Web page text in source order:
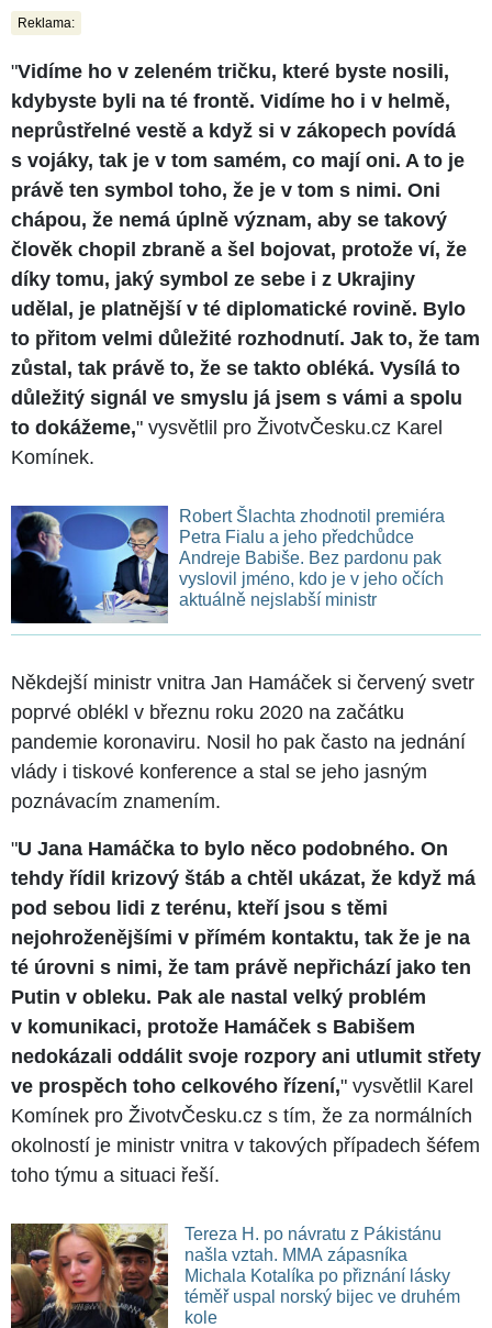
Reklama:
"Vidíme ho v zeleném tričku, které byste nosili,
kdybyste byli na té frontě. Vidíme ho i v helmě,
neprůstřelné vestě a když si v zákopech povídá
s vojáky, tak je v tom samém, co mají oni. A to je
právě ten symbol toho, že je v tom s nimi. Oni
chápou, že nemá úplně význam, aby se takový
člověk chopil zbraně a šel bojovat, protože ví, že
díky tomu, jaký symbol ze sebe i z Ukrajiny
udělal, je platnější v té diplomatické rovině. Bylo
to přitom velmi důležité rozhodnutí. Jak to, že tam
zůstal, tak právě to, že se takto obléká. Vysílá to
důležitý signál ve smyslu já jsem s vámi a spolu
to dokážeme," vysvětlil pro ŽivotvČesku.cz Karel
Komínek.
Robert Šlachta zhodnotil premiéra
Petra Fialu a jeho předchůdce
Andreje Babiše. Bez pardonu pak
vyslovil jméno, kdo je v jeho očích
aktuálně nejslabší ministr
Někdejší ministr vnitra Jan Hamáček si červený svetr
poprvé oblékl v březnu roku 2020 na začátku
pandemie koronaviru. Nosil ho pak často na jednání
vlády i tiskové konference a stal se jeho jasným
poznávacím znamením.
"U Jana Hamáčka to bylo něco podobného. On
tehdy řídil krizový štáb a chtěl ukázat, že když má
pod sebou lidi z terénu, kteří jsou s těmi
nejohroženějšími v přímém kontaktu, tak že je na
té úrovni s nimi, že tam právě nepřichází jako ten
Putin v obleku. Pak ale nastal velký problém
v komunikaci, protože Hamáček s Babišem
nedokázali oddálit svoje rozpory ani utlumit střety
ve prospěch toho celkového řízení," vysvětlil Karel
Komínek pro ŽivotvČesku.cz s tím, že za normálních
okolností je ministr vnitra v takových případech šéfem
toho týmu a situaci řeší.
Tereza H. po návratu z Pákistánu
našla vztah. MMA zápasníka
Michala Kotalíka po přiznání lásky
téměř uspal norský bijec ve druhém
kole